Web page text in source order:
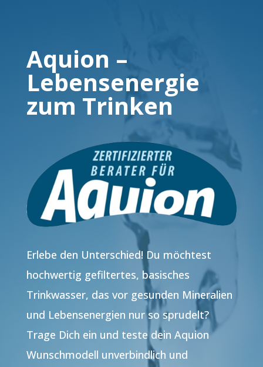
Aquion –
Lebensenergie
zum Trinken
Erlebe den Unterschied! Du möchtest
hochwertig gefiltertes, basisches
Trinkwasser, das vor gesunden Mineralien
und Lebensenergien nur so sprudelt?
Trage Dich ein und teste dein Aquion
Wunschmodell unverbindlich und